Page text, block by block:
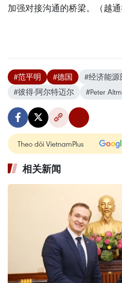
加强对接沟通的桥梁。（越通
#范平明 #德国
#经济能源
#彼得·阿尔特迈尔
#Peter
Theo dõi VietnamPlus
相关新闻